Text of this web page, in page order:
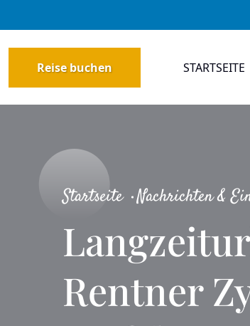
Reise buchen STARTSEITE
Startseite Nachrichten &
Rentner